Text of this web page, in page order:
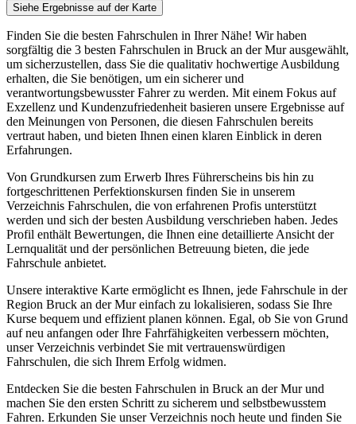
Siehe Ergebnisse auf der Karte
Finden Sie die besten Fahrschulen in Ihrer Nähe! Wir haben
sorgfältig die 3 besten Fahrschulen in Bruck an der Mur ausgewählt,
um sicherzustellen, dass Sie die qualitativ hochwertige Ausbildung
erhalten, die Sie benötigen, um ein sicherer und
verantwortungsbewusster Fahrer zu werden. Mit einem Fokus auf
Exzellenz und Kundenzufriedenheit basieren unsere Ergebnisse auf
den Meinungen von Personen, die diesen Fahrschulen bereits
vertraut haben, und bieten Ihnen einen klaren Einblick in deren
Erfahrungen.
Von Grundkursen zum Erwerb Ihres Führerscheins bis hin zu
fortgeschrittenen Perfektionskursen finden Sie in unserem
Verzeichnis Fahrschulen, die von erfahrenen Profis unterstützt
werden und sich der besten Ausbildung verschrieben haben. Jedes
Profil enthält Bewertungen, die Ihnen eine detaillierte Ansicht der
Lernqualität und der persönlichen Betreuung bieten, die jede
Fahrschule anbietet.
Unsere interaktive Karte ermöglicht es Ihnen, jede Fahrschule in der
Region Bruck an der Mur einfach zu lokalisieren, sodass Sie Ihre
Kurse bequem und effizient planen können. Egal, ob Sie von Grund
auf neu anfangen oder Ihre Fahrfähigkeiten verbessern möchten,
unser Verzeichnis verbindet Sie mit vertrauenswürdigen
Fahrschulen, die sich Ihrem Erfolg widmen.
Entdecken Sie die besten Fahrschulen in Bruck an der Mur und
machen Sie den ersten Schritt zu sicherem und selbstbewusstem
Fahren. Erkunden Sie unser Verzeichnis noch heute und finden Sie